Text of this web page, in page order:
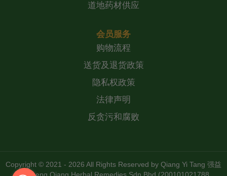
道地药材供应
会员服务
购物流程
送货及退货政策
隐私权政策
法律声明
反贪污和腐败
Copyright © 2021 - 2026 All Rights Reserved by Qiang Yi Tang 强益